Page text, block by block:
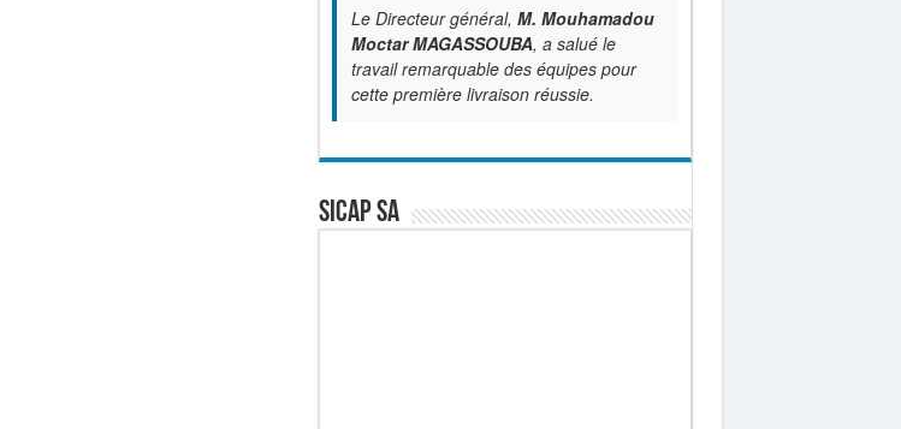
Le Directeur général, M. Mouhamadou
Moctar MAGASSOUBA, a salué le
travail remarquable des équipes pour
cette première livraison réussie.
SICAP SA